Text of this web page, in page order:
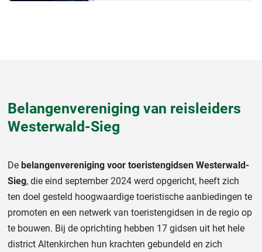
Belangenvereniging van reisleiders
Westerwald-Sieg
De belangenvereniging voor toeristengidsen Westerwald-
Sieg, die eind september 2024 werd opgericht, heeft zich
ten doel gesteld hoogwaardige toeristische aanbiedingen te
promoten en een netwerk van toeristengidsen in de regio op
te bouwen. Bij de oprichting hebben 17 gidsen uit het hele
district Altenkirchen hun krachten gebundeld en zich